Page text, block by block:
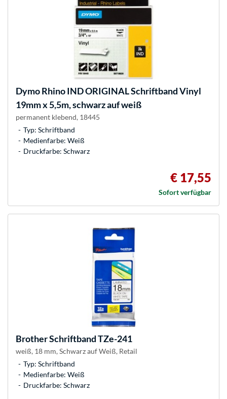
DymoRhino IND ORIGINAL Schriftband Vinyl
19mm x 5,5m, schwarz auf weiß
permanent klebend, 18445
Typ: Schriftband
Medienfarbe: Weiß
Druckfarbe: Schwarz
€ 17,55
Sofort verfügbar
BrotherSchriftband TZe-241
weiß, 18 mm, Schwarz auf Weiß, Retail
Typ: Schriftband
Medienfarbe: Weiß
Druckfarbe: Schwarz